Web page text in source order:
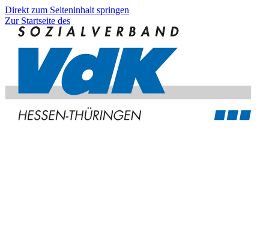
Direkt zum Seiteninhalt springen
Zur Startseite des